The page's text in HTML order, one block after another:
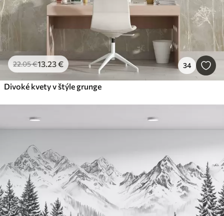
22.05€13.23€ 34
Divoké kvety v štýle grunge